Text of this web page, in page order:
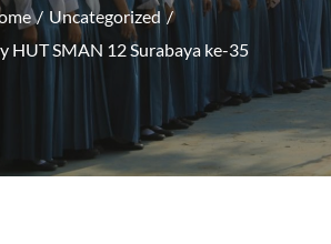
Uncategorized
HUT SMAN 12 Surabaya ke-35